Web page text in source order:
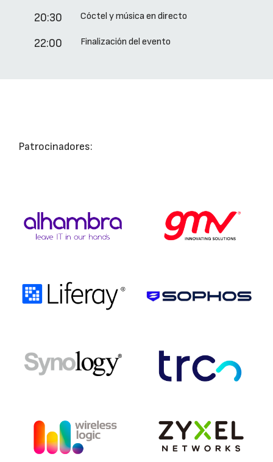
20:30 Cóctel y música en directo
22:00 Finalización del evento
Patrocinadores: